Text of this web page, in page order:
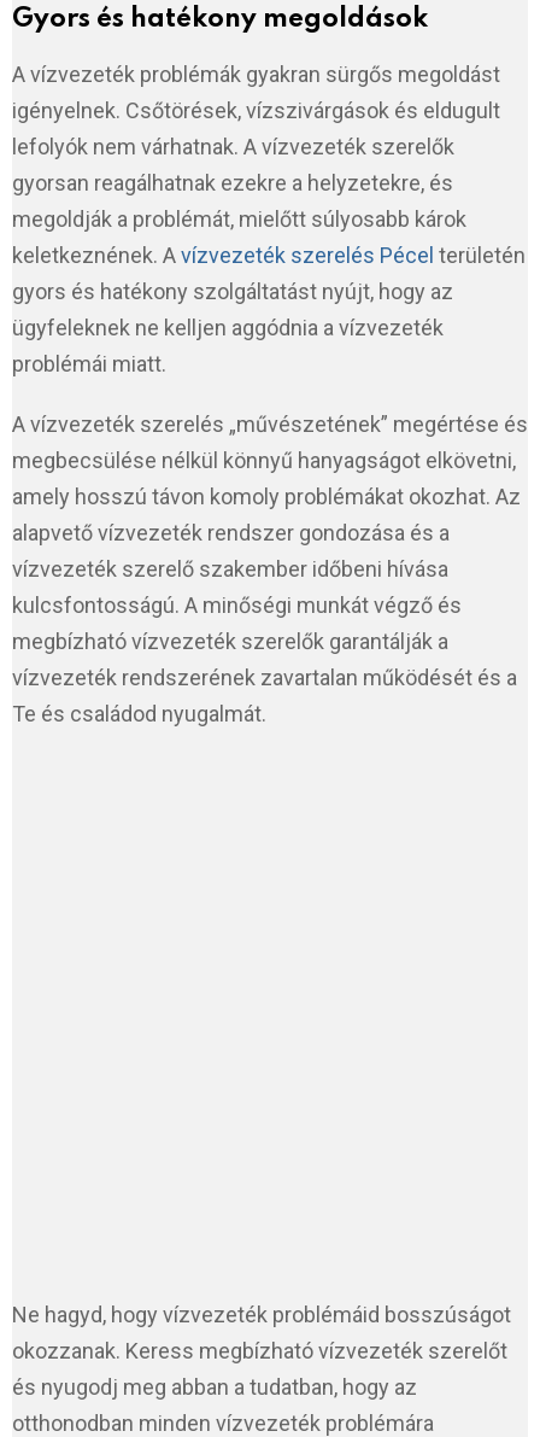
Gyors és hatékony megoldások
A vízvezeték problémák gyakran sürgős megoldást
igényelnek. Csőtörések, vízszivárgások és eldugult
lefolyók nem várhatnak. A vízvezeték szerelők
gyorsan reagálhatnak ezekre a helyzetekre, és
megoldják a problémát, mielőtt súlyosabb károk
keletkeznének. Avízvezeték szerelés Pécel területén
gyors és hatékony szolgáltatást nyújt, hogy az
ügyfeleknek ne kelljen aggódnia a vízvezeték
problémái miatt.
A vízvezeték szerelés „művészetének” megértése és
megbecsülése nélkül könnyű hanyagságot elkövetni,
amely hosszú távon komoly problémákat okozhat. Az
alapvető vízvezeték rendszer gondozása és a
vízvezeték szerelő szakember időbeni hívása
kulcsfontosságú. A minőségi munkát végző és
megbízható vízvezeték szerelők garantálják a
vízvezeték rendszerének zavartalan működését és a
Te és családod nyugalmát.
Ne hagyd, hogy vízvezeték problémáid bosszúságot
okozzanak. Keress megbízható vízvezeték szerelőt
és nyugodj meg abban a tudatban, hogy az
otthonodban minden vízvezeték problémára